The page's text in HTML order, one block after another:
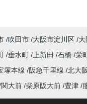
吹田市 大阪市淀川区
垂水町 上新田 石橋 栄
塚本線 阪急千里線 北大
関大前 柴原阪大前 豊津